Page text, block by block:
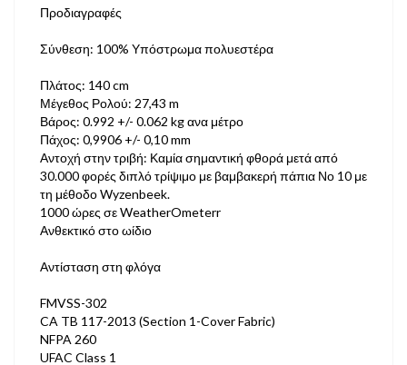
Προδιαγραφές
Σύνθεση: 100% Υπόστρωμα πολυεστέρα
Πλάτος: 140 cm
Μέγεθος Ρολού: 27,43 m
Βάρος: 0.992 +/- 0.062 kg ανα μέτρο
Πάχος: 0,9906 +/- 0,10 mm
Αντοχή στην τριβή: Καμία σημαντική φθορά μετά από
30.000 φορές διπλό τρίψιμο με βαμβακερή πάπια Νο 10 με
τη μέθοδο Wyzenbeek.
1000 ώρες σε WeatherOmeterr
Ανθεκτικό στο ωίδιο
Αντίσταση στη φλόγα
FMVSS-302
CA TB 117-2013 (Section 1-Cover Fabric)
NFPA 260
UFAC Class 1